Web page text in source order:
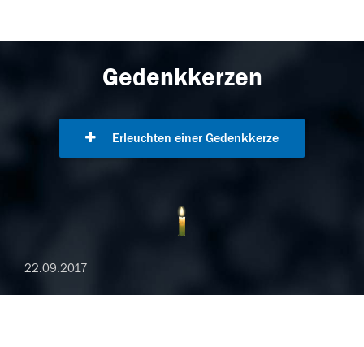
Gedenkkerzen
Erleuchten einer Gedenkkerze
22.09.2017